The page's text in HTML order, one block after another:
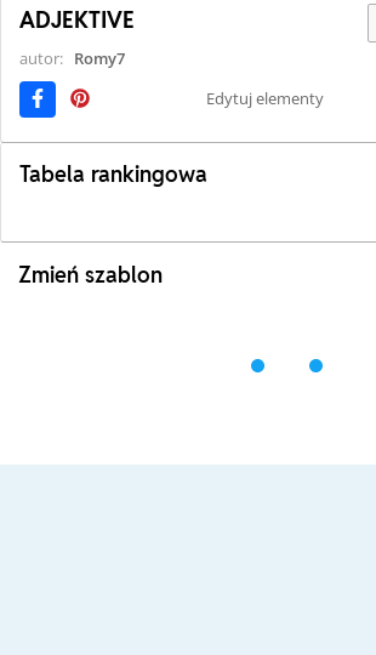
ADJEKTIVE
autor: Romy7
Edytuj elementy
Tabela rankingowa
Zmień szablon